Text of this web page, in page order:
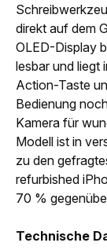
direkt auf dem
OLED-Display
lesbar und liegt
Action-Taste
Bedienung
Kamera für
Modell ist in
zu den
refurbished
70 %
Technische